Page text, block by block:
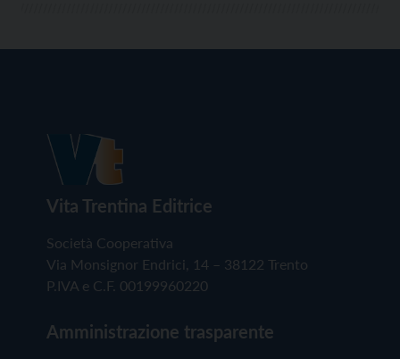
Vita Trentina Editrice
Società Cooperativa
Via Monsignor Endrici, 14 – 38122 Trento
P.IVA e C.F. 00199960220
Amministrazione trasparente